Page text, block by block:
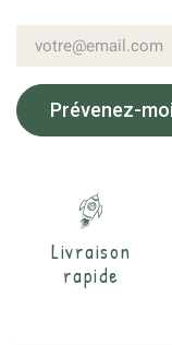
Prévenez-
Livraison
rapide